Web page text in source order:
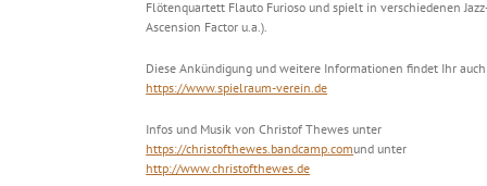
Flötenquartett Flauto Furioso und spielt in verschiedenen
Ascension Factor u.a.).
Diese Ankündigung und weitere Informationen findet Ihr
https://www.spielraum-verein.de
Infos und Musik von Christof Thewes unter
https://christofthewes.bandcamp.comund unter
http://www.christofthewes.de